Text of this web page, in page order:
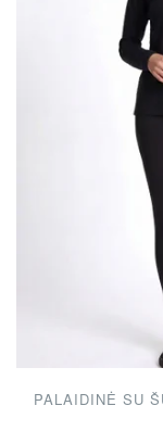
PALAIDINĖ SU